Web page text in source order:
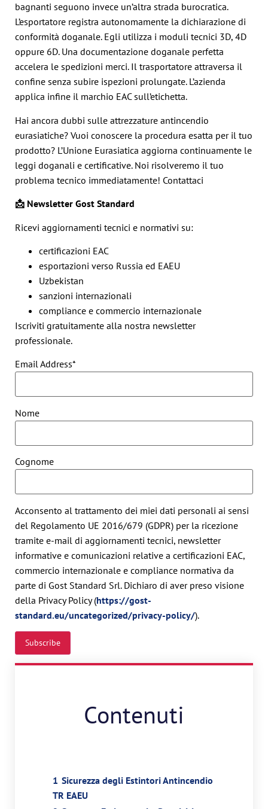
bagnanti seguono invece un’altra strada burocratica.
L’esportatore registra autonomamente la dichiarazione di
conformità doganale. Egli utilizza i moduli tecnici 3D, 4D
oppure 6D. Una documentazione doganale perfetta
accelera le spedizioni merci. Il trasportatore attraversa il
confine senza subire ispezioni prolungate. L’azienda
applica infine il marchio EAC sull’etichetta.
Hai ancora dubbi sulle attrezzature antincendio
eurasiatiche? Vuoi conoscere la procedura esatta per il tuo
prodotto? L’Unione Eurasiatica aggiorna continuamente le
leggi doganali e certificative. Noi risolveremo il tuo
problema tecnico immediatamente! Contattaci
📩 Newsletter Gost Standard
Ricevi aggiornamenti tecnici e normativi su:
certificazioni EAC
esportazioni verso Russia ed EAEU
Uzbekistan
sanzioni internazionali
compliance e commercio internazionale
Iscriviti gratuitamente alla nostra newsletter
professionale.
Email Address*
Nome
Cognome
Acconsento al trattamento dei miei dati personali ai sensi
del Regolamento UE 2016/679 (GDPR) per la ricezione
tramite e-mail di aggiornamenti tecnici, newsletter
informative e comunicazioni relative a certificazioni EAC,
commercio internazionale e compliance normativa da
parte di Gost Standard Srl. Dichiaro di aver preso visione
della Privacy Policy (https://gost-
standard.eu/uncategorized/privacy-policy/).
Contenuti
1 Sicurezza degli Estintori Antincendio
TR EAEU